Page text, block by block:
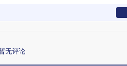
无评论